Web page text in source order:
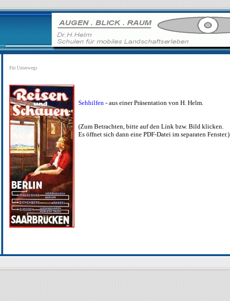
Für Unterwegs
Sehhilfen- aus einer Präsentation von H. Helm.
(Zum Betrachten, bitte auf den Link bzw. Bild klicken.
Es öffnet sich dann eine PDF-Datei im separaten Fenster.)